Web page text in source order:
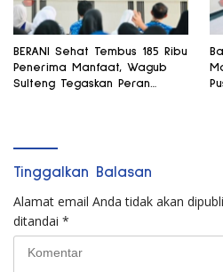
BERANI Sehat Tembus 185 Ribu
Penerima Manfaat, Wagub
Sulteng Tegaskan Peran
Tinggalkan Balasan
Alamat email Anda tidak akan
ditandai *